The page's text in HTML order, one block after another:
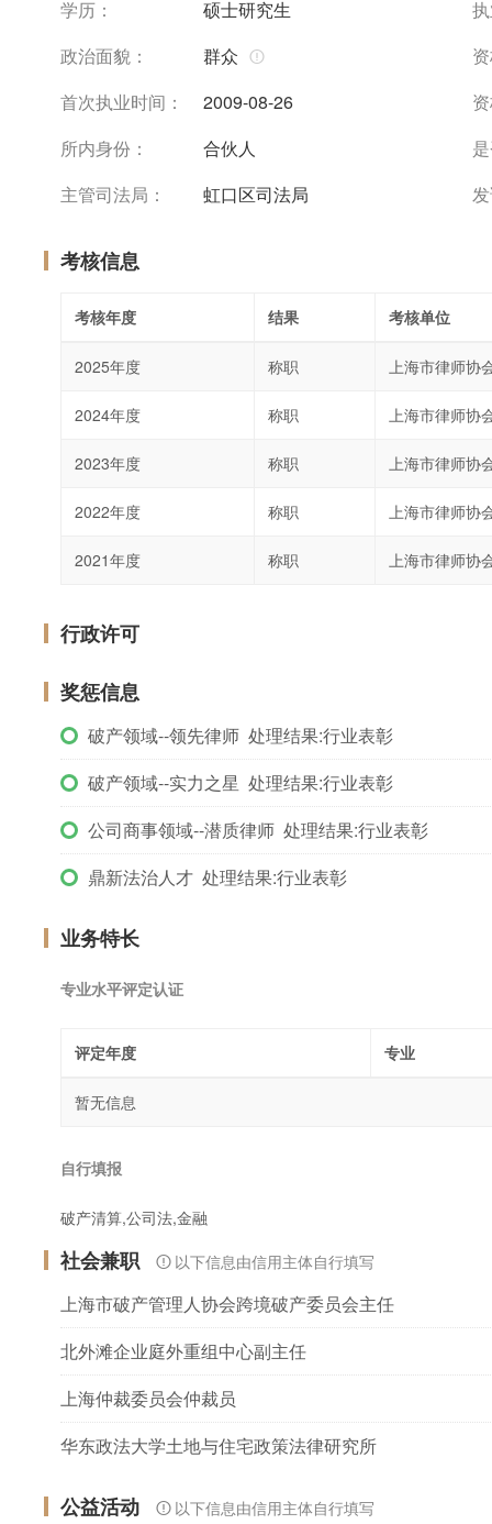
学历：
硕士研究生
政治面貌：
群众
首次执业时间：
2009-08-26
所内身份：
合伙人
主管司法局：
虹口区司法局
考核信息
考核年度 结果 考核单位
2025年度 称职 上海市律师协
2024年度 称职 上海市律师协
2023年度 称职 上海市律师协
2022年度 称职 上海市律师协
2021年度 称职 上海市律师协
行政许可
奖惩信息
破产领域--领先律师 处理结果:行业表彰
破产领域--实力之星 处理结果:行业表彰
公司商事领域--潜质律师 处理结果:行业表彰
鼎新法治人才 处理结果:行业表彰
业务特长
专业水平评定认证
评定年度 专业
暂无信息
自行填报
破产清算,公司法,金融
社会兼职 以下信息由信用主体自行填写
上海市破产管理人协会跨境破产委员会主任
北外滩企业庭外重组中心副主任
上海仲裁委员会仲裁员
华东政法大学土地与住宅政策法律研究所
公益活动 以下信息由信用主体自行填写